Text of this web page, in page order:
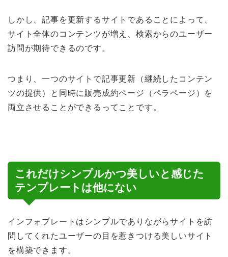
しかし、記事を更新するサイトであることによって、
サイト全体のコンテンツが増え、検索からのユーザー
訪問が期待できるのです。
つまり、一つのサイトで記事更新（継続したコンテン
ツの提供）と同時に販売成約ページ（ペラページ）を
両立させることができるってことです。
これだけシンプルかつ美しいと感じた
テンプレートは他にない
インフォプレートはシンプルでありながらサイトを訪
問してくれたユーザーの目を惹きつける美しいサイト
を構築できます。